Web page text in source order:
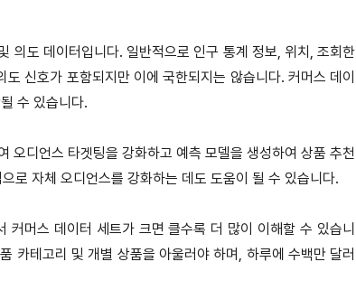
의도 데이터입니다. 일반적으로 인구 통계 정보, 위치, 조회한
신호가 포함되지만 이에 국한되지는 않습니다. 커머스 데이
수 있습니다.
오디언스 타겟팅을 강화하고 예측 모델을 생성하여 상품 추천
로 자체 오디언스를 강화하는 데도 도움이 될 수 있습니다.
머스 데이터 세트가 크면 클수록 더 많이 이해할 수 있습니
카테고리 및 개별 상품을 아울러야 하며, 하루에 수백만 달러